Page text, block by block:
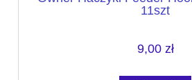
11szt
9,00 zł